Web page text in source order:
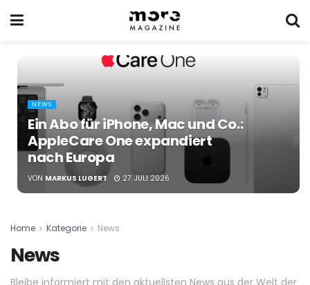
NEWS
Ein Abo für iPhone, Mac und Co.:
AppleCare One expandiert
nach Europa
VON MARKUS LUGERT 27. JULI 2026
Home Kategorie News
News
Bleibe informiert mit den aktuellsten News aus der Welt der